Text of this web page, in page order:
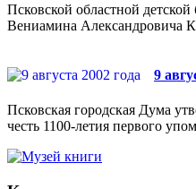
Псковской областной
Вениамина Александровича
9
Псковская городская Дума
честь 1100-летия первого